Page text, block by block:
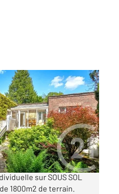
€
avec ECOLES et
sur SOUS SOL
1800m2 de terrain.